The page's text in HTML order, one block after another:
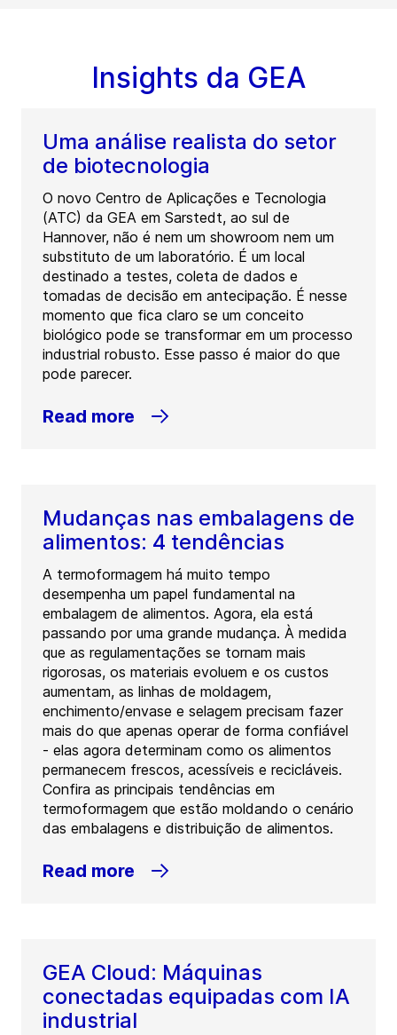
Insights da GEA
Uma análise realista do setor
de biotecnologia
O novo Centro de Aplicações e Tecnologia
(ATC) da GEA em Sarstedt, ao sul de
Hannover, não é nem um showroom nem um
substituto de um laboratório. É um local
destinado a testes, coleta de dados e
tomadas de decisão em antecipação. É nesse
momento que fica claro se um conceito
biológico pode se transformar em um processo
industrial robusto. Esse passo é maior do que
pode parecer.
Read more
Mudanças nas embalagens de
alimentos: 4 tendências
A termoformagem há muito tempo
desempenha um papel fundamental na
embalagem de alimentos. Agora, ela está
passando por uma grande mudança. À medida
que as regulamentações se tornam mais
rigorosas, os materiais evoluem e os custos
aumentam, as linhas de moldagem,
enchimento/envase e selagem precisam fazer
mais do que apenas operar de forma confiável
- elas agora determinam como os alimentos
permanecem frescos, acessíveis e recicláveis.
Confira as principais tendências em
termoformagem que estão moldando o cenário
das embalagens e distribuição de alimentos.
Read more
GEA Cloud: Máquinas
conectadas equipadas com IA
industrial